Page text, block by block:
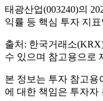
태광산업(003240)의
익률 등 핵심 투자 지
출처: 한국거래소
수 있으며 참고용으로
본 정보는 투자 참고용
에 대한 책임은 투자자